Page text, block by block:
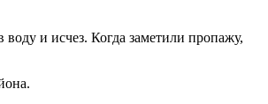
и исчез. Когда заметили пропажу,